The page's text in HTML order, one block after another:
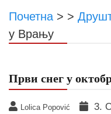
Почетна > >
у Врању
Први снег у
Lolica Popović 3.